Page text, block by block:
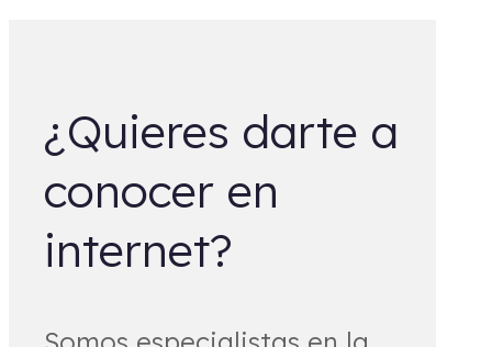
¿Quieres darte a
conocer en
internet?